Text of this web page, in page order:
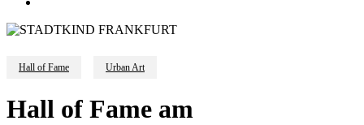
Hall of Fame Urban Art
Hall of Fame am